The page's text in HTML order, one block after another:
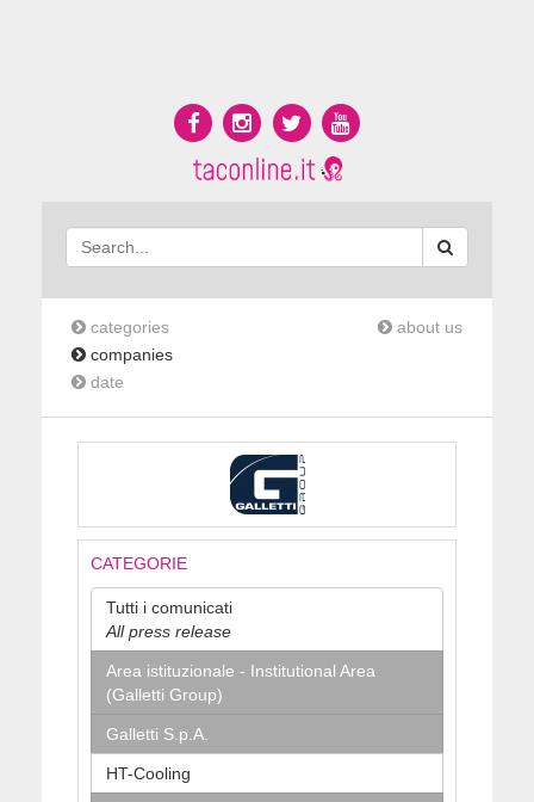
categories
companies
date
about us
CATEGORIE
Tutti i comunicati
All press release
Area istituzionale - Institutional Area
(Galletti Group)
Galletti S.p.A.
HT-Cooling